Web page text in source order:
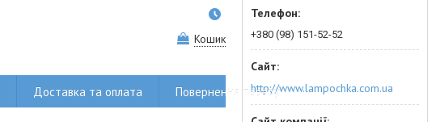
Кошик
Доставка та оплата Повернення товару
+380 (98) 151-52-52
http://www.lampochka.com.ua